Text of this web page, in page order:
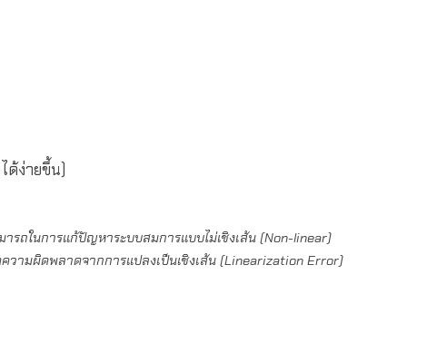
ด้ง่ายขึ้น)
รถในการแก้ปัญหาระบบสมการแบบไม่เชิงเส้น (Non-linear)
ความผิดพลาดจากการแปลงเป็นเชิงเส้น (Linearization Error)